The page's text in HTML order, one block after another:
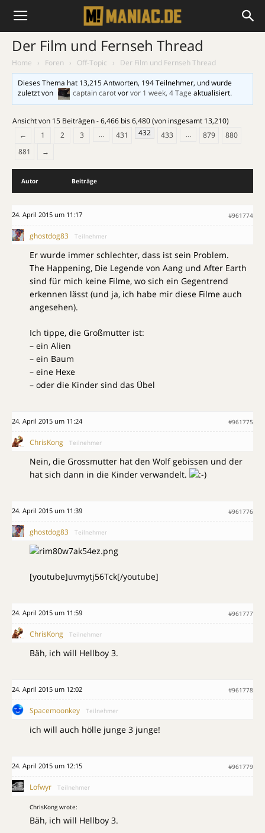
Der Film und Fernseh Thread
Home › Foren › Off-Topic ›
Der Film und Fernseh Thread
Dieses Thema hat 13,215 Antworten, 194 Teilnehmer, und wurde
zuletzt von
captain carotvorvor 1 week, 4 Tage aktualisiert.
Ansicht von 15 Beiträgen - 6,466 bis 6,480 (von insgesamt 13,210)
←
1 2 3 … 431 432 433 … 879
880
881
→
Autor Beiträge
24. April 2015 um 11:17 #961774
ghostdog83 Teilnehmer
Er wurde immer schlechter, dass ist sein Problem.
The Happening, Die Legende von Aang und After Earth
sind für mich keine Filme, wo sich ein Gegentrend
erkennen lässt (und ja, ich habe mir diese Filme auch
angesehen).
Ich tippe, die Großmutter ist:
– ein Alien
– ein Baum
– eine Hexe
– oder die Kinder sind das Übel
24. April 2015 um 11:24 #961775
ChrisKong Teilnehmer
Nein, die Grossmutter hat den Wolf gebissen und der
hat sich dann in die Kinder verwandelt.
24. April 2015 um 11:39 #961776
ghostdog83 Teilnehmer
[youtube]uvmytj56Tck[/youtube]
24. April 2015 um 11:59 #961777
ChrisKong Teilnehmer
Bäh, ich will Hellboy 3.
24. April 2015 um 12:02 #961778
Spacemoonkey Teilnehmer
ich will auch hölle junge 3 junge!
24. April 2015 um 12:15 #961779
Lofwyr Teilnehmer
ChrisKong wrote:
Bäh, ich will Hellboy 3.